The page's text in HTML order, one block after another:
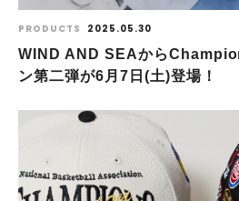
PRODUCTS 2025.05.30
WIND AND SEAから
ン第二弾が6月7日(土)登場！